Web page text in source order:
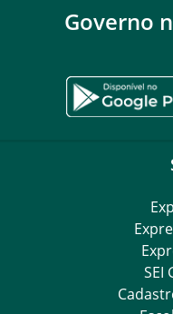
Governo
SEI